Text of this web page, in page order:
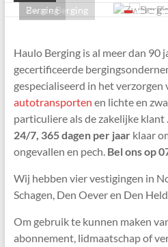
graag
weg!
Berging
Zware Berging
Haulo Berging is al meer dan 90
gecertificeerde
gespecialiseerd in het verzorgen
autotransporten en lichte en
particuliere als de zakelijke klant
24/7, 365 dagen per jaarklaar
ongevallen en pech. Bel ons op
Wij hebben vier vestigingen in
Schagen, Den Oever en Den
Om gebruik te kunnen maken
abonnement, lidmaatschap of